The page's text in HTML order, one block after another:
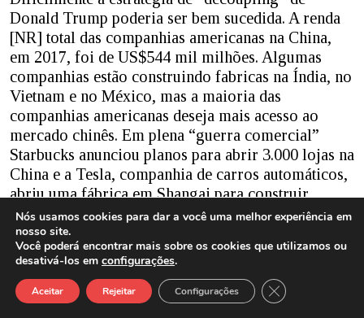
Donald Trump poderia ser bem sucedida. A renda
[NR] total das companhias americanas na China,
em 2017, foi de US$544 mil milhões. Algumas
companhias estão construindo fabricas na Índia, no
Vietnam e no México, mas a maioria das
companhias americanas deseja mais acesso ao
mercado chinês. Em plena “guerra comercial”
Starbucks anunciou planos para abrir 3.000 lojas na
China e a Tesla, companhia de carros automáticos,
abriu uma fábrica em Shangai para construir
150.000 carros por ano. A China é o mais lucrativo
mercado, com um valor de 4 mil milhões de
dólares, para a National Basketball Association
(NBA) e a Nike fez mais de 1,5 mil milhões de
dólares por ano na China.
Nós usamos cookies para dar a você uma melhor experiência em
nosso site.
Você poderá encontrar mais sobre os cookies que utilizamos ou
desativá-los em configurações.
Aceitar Rejeitar Configurações Close GDPR